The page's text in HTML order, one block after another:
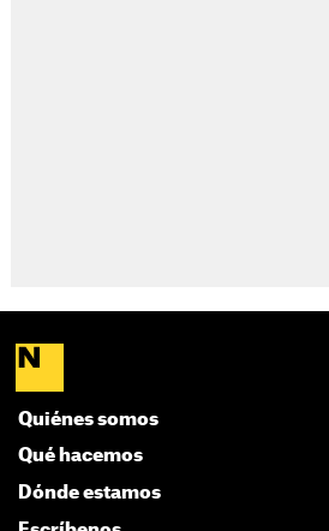
Quiénes somos
Qué hacemos
Dónde estamos